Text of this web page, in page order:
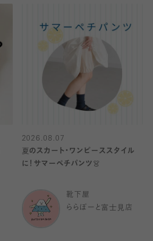
2026.08.07
夏のスカート・ワンピーススタイル
に！サマーペチパンツ👗
靴下屋
ららぽーと富士見店